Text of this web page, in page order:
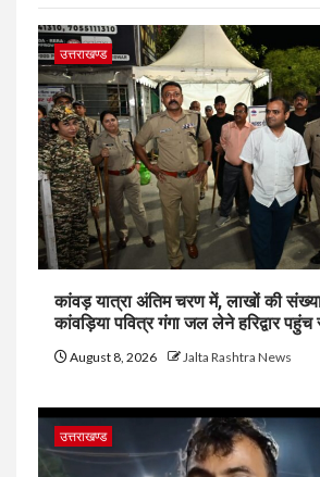
उत्तराखण्ड
कांवड़ यात्रा अंतिम चरण में, लाखों की
कांवड़िया पवित्र गंगा जल लेने हरिद्वार पहुंच
August 8, 2026 Jalta Rashtra News
उत्तराखण्ड